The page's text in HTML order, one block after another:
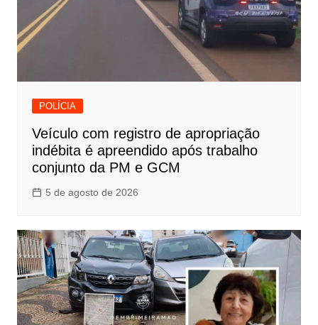
POLÍCIA
Veículo com registro de apropriação
indébita é apreendido após trabalho
conjunto da PM e GCM
5 de agosto de 2026